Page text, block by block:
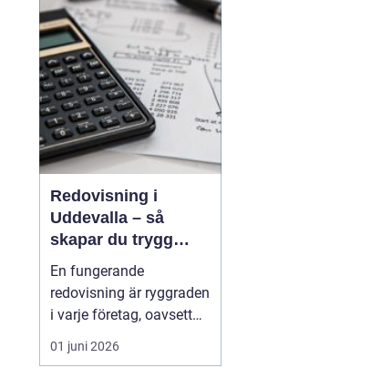
avstånden i norra
Sverige har tidigare gjort
gulda...
Redovisning i
Uddevalla – så
skapar du trygg
ekonomi i företaget
En fungerande
redovisning är ryggraden
i varje företag, oavsett
om verksamheten är
enmansfirma eller
01 juni 2026